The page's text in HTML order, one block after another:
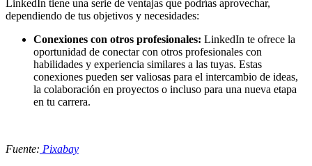
LinkedIn tiene una serie de ventajas que podrías aprovechar,
dependiendo de tus objetivos y necesidades:
Conexiones con otros profesionales: LinkedIn te ofrece la
oportunidad de conectar con otros profesionales con
habilidades y experiencia similares a las tuyas. Estas
conexiones pueden ser valiosas para el intercambio de ideas,
la colaboración en proyectos o incluso para una nueva etapa
en tu carrera.
Fuente: Pixabay